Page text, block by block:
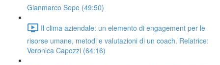
Gianmarco Sepe (49:50)
Il clima aziendale: un elemento di engagement per le
risorse umane, metodi e valutazioni di un coach. Relatrice:
Veronica Capozzi (64:16)